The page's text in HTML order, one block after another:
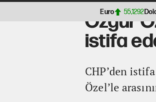
Euro 55,1292
Özgür
istifa
CHP’den
Özel’le